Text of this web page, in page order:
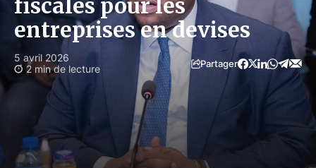
fiscales pour les
entreprises en devises
5 avril 2026
2 min de lecture
Partager